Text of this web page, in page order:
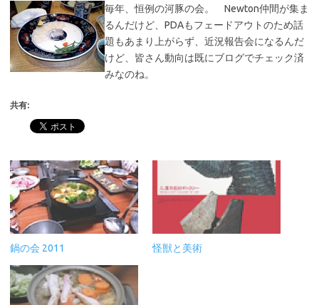
毎年、恒例の河豚の会。 Newton仲間が集ま
るんだけど、PDAもフェードアウトのため話
題もあまり上がらず、近況報告会になるんだ
けど、皆さん動向は既にブログでチェック済
みなのね。
共有:
鍋の会 2011 怪獣と美術